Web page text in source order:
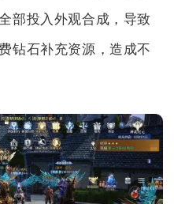
部投入外观合成，导致
钻石补充资源，造成不